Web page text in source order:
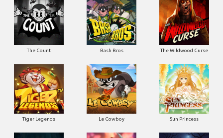
The Count Bash Bros The Wildwood Curse
Tiger Legends Le Cowboy Sun Princess